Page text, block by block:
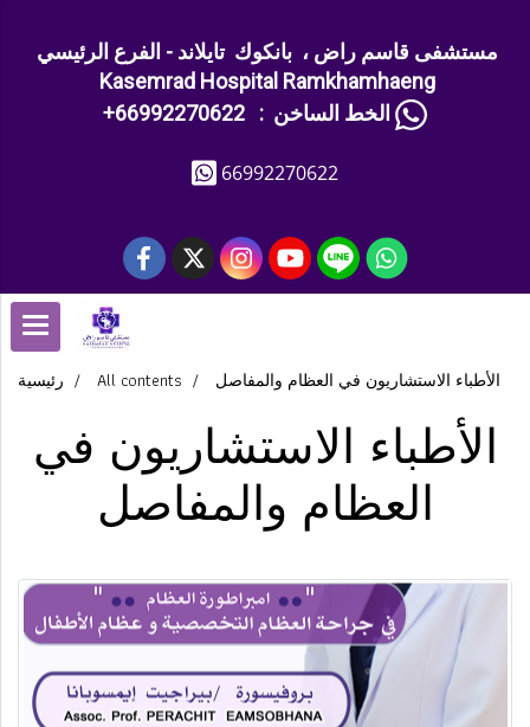
مستشفى قاسم راض ، بانكوك تايلاند - الفرع الرئيسي
Kasemrad Hospital Ramkhamhaeng
+الخط الساخن : 66992270622
66992270622
رئيسية All contents الأطباء الاستشاريون في العظام والمفاصل
الأطباء الاستشاريون في
العظام والمفاصل